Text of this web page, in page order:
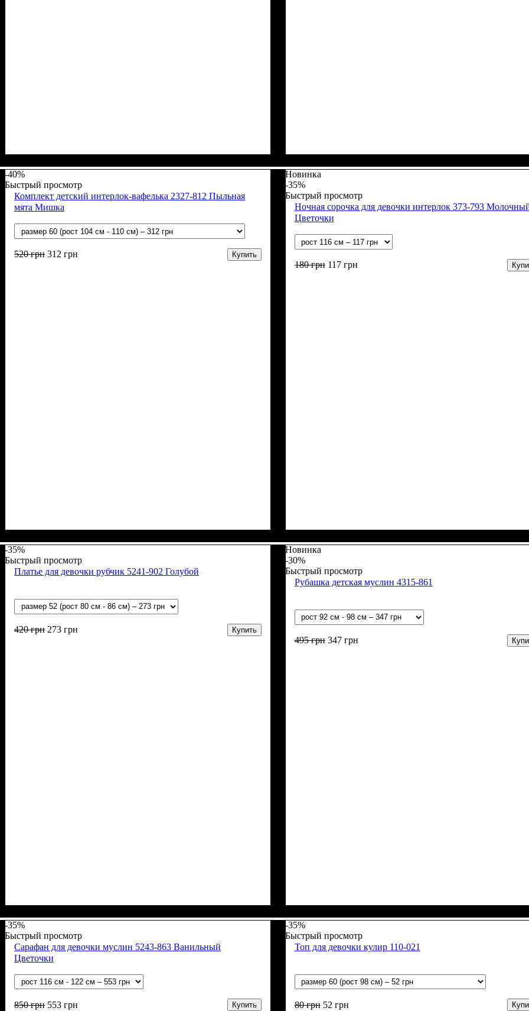
-40%
Быстрый просмотр
Комплект детский интерлок-вафелька 2327-812 Пыльная
мята Мишка
520грн 312 грн Купить
Новинка
-35%
Быстрый просмотр
Ночная сорочка для девочки интерлок 373-793
Цветочки
180грн 117грн
-35%
Быстрый просмотр
Платье для девочки рубчик 5241-902 Голубой
420грн 273 грн Купить
Новинка
-30%
Быстрый просмотр
Рубашка детская муслин 4315-861
495грн 347грн
-35%
Быстрый просмотр
Сарафан для девочки муслин 5243-863 Ванильный
Цветочки
850грн 553 грн Купить
-35%
Быстрый просмотр
Топ для девочки кулир 110-021
80грн 52 грн